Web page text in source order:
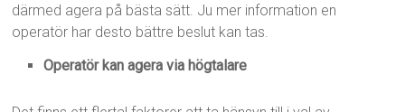
därmed agera på bästa sätt. Ju mer information en
operatör har desto bättre beslut kan tas.
Operatör kan agera via högtalare